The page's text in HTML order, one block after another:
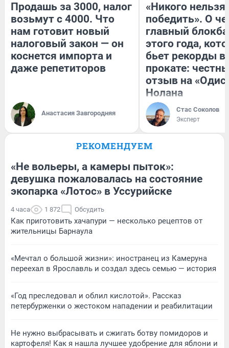
Продашь за 3000, налог
возьмут с 4000. Что
нам готовит новый
налоговый закон — он
коснется импорта и
даже репетиторов
Анастасия Завгородняя
«Никого нельзя
победить». О
главный
этого года,
бьет рекорды в
прокате:
отзыв на
Нолана
Стас Соколов
Эксперт
РЕКОМЕНДУЕМ
«Не вольеры, а камеры пыток»:
девушка пожаловалась на состояние
экопарка «Лотос» в Уссурийске
4 часа 1 872 Обсудить
Как приготовить хачапури — несколько рецептов от
жительницы Барнаула
«Мечтал о большой жизни»: иностранец из Камеруна
переехал в Ярославль и создал здесь семью — история
«Год преследовал и облил кислотой». Рассказ
петербурженки о жестоком нападении и реабилитации
Не нужно выбрасывать и сжигать ботву помидоров и
картофеля! Как я нашла лучшее удобрение для яблони и